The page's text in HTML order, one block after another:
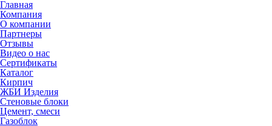
Главная
Компания
О компании
Партнеры
Отзывы
Видео о нас
Сертификаты
Каталог
Кирпич
ЖБИ Изделия
Стеновые блоки
Цемент, смеси
Газоблок